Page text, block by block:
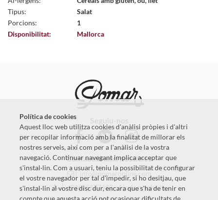
Tipus:
Salat
Porcions:
1
Disponibilitat:
Mallorca
Contactau amb nosaltres
info@pomaronline.com
+34625127483-Ajuda producte
Política de cookies
Aquest lloc web utilitza cookies d'anàlisi pròpies i d'altri
per recopilar informació amb la finalitat de millorar els
nostres serveis, així com per a l'anàlisi de la vostra
navegació. Continuar navegant implica acceptar que
s'instal·lin. Com a usuari, teniu la possibilitat de configurar
el vostre navegador per tal d'impedir, si ho desitjau, que
s'instal·lin al vostre disc dur, encara que s'ha de tenir en
compte que aquesta acció pot ocasionar dificultats de